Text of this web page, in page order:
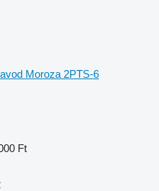
Moroza 2PTS-6
Ft